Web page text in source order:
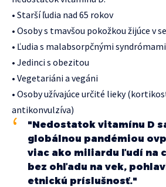
• Starší ľudia nad 65 rokov
• Osoby s tmavšou pokožkou žijúce v
• Ľudia s malabsorpčnými syndrómami
• Jedinci s obezitou
• Vegetariáni a vegáni
• Osoby užívajúce určité lieky
antikonvulzíva)
"Nedostatok vitamínu D
globálnou pandémiou
viac ako miliardu ľudí na
bez ohľadu na vek,
etnickú príslušnosť."